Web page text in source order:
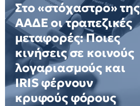
Στο «στόχαστρο» της
ΑΑΔΕ οι τραπεζικές
μεταφορές: Ποιες
κινήσεις σε κοινούς
λογαριασμούς και
IRIS φέρνουν
κρυφούς φόρους